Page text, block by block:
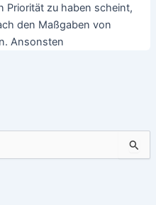
Priorität zu haben scheint,
den Maßgaben von
Ansonsten